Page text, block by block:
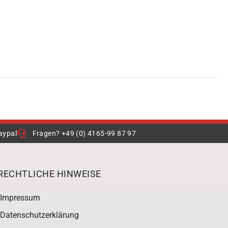
Fragen? +49 (0) 4165-99 87 97
HINWEISE
Impressum
Datenschutzerklärung